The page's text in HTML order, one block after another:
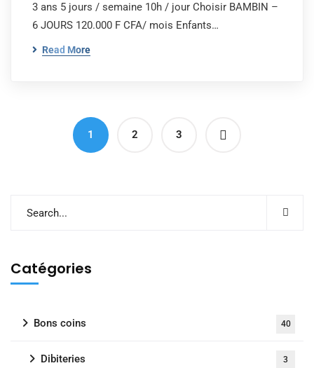
3 ans 5 jours / semaine 10h / jour Choisir BAMBIN –
6 JOURS 120.000 F CFA/ mois Enfants…
Read More
1 2 3
Catégories
Bons coins 40
Dibiteries 3